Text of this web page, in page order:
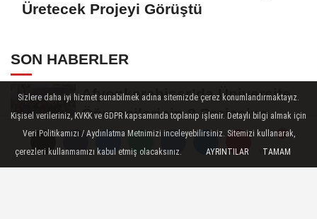
Yorumlar
Yorumlar
Üretecek Projeyi Görüştü
SON HABERLER
Afyonkarahisar’da Üniversite
Öğrencilerinin 8 Projesine
ÜNİDES...
Afyonkarahisarlı Güreşçiler
Niğde’de Zirvede: 2 Altın
Yorumlar
Sizlere daha iyi hizmet sunabilmek adına sitemizde çerez konumlandırmaktayız.
Kişisel verileriniz, KVKK ve GDPR kapsamında toplanıp işlenir. Detaylı bilgi almak için
Veri Politikamızı / Aydınlatma Metnimizi inceleyebilirsiniz. Sitemizi kullanarak,
çerezleri kullanmamızı kabul etmiş olacaksınız.
AYRINTILAR TAMAM